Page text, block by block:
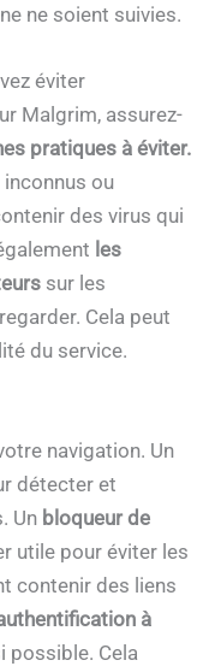
ne soient suivies.
éviter
Malgrim, assurez-
pratiques à éviter.
ou
des virus qui
les
sur les
Cela peut
du service.
navigation. Un
détecter et
Un bloqueur de
utile pour éviter les
contenir des liens
à
possible. Cela